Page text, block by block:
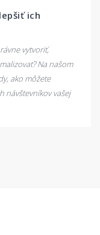
ich
vytvoriť,
Na našom
ako môžete
návštevníkov vašej